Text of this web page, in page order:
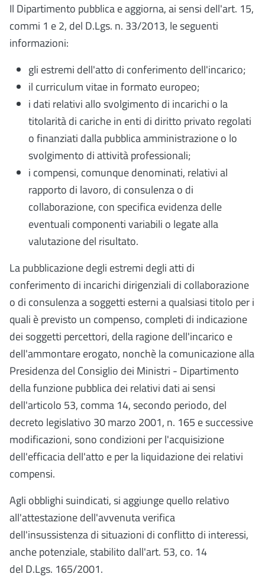
Il Dipartimento pubblica e aggiorna, ai sensi dell'art. 15,
commi 1 e 2, del D.Lgs. n. 33/2013, le seguenti
informazioni:
gli estremi dell'atto di conferimento dell'incarico;
il curriculum vitae in formato europeo;
i dati relativi allo svolgimento di incarichi o la
titolarità di cariche in enti di diritto privato regolati
o finanziati dalla pubblica amministrazione o lo
svolgimento di attività professionali;
i compensi, comunque denominati, relativi al
rapporto di lavoro, di consulenza o di
collaborazione, con specifica evidenza delle
eventuali componenti variabili o legate alla
valutazione del risultato.
La pubblicazione degli estremi degli atti di
conferimento di incarichi dirigenziali di collaborazione
o di consulenza a soggetti esterni a qualsiasi titolo per i
quali è previsto un compenso, completi di indicazione
dei soggetti percettori, della ragione dell'incarico e
dell'ammontare erogato, nonchè la comunicazione alla
Presidenza del Consiglio dei Ministri - Dipartimento
della funzione pubblica dei relativi dati ai sensi
dell'articolo 53, comma 14, secondo periodo, del
decreto legislativo 30 marzo 2001, n. 165 e successive
modificazioni, sono condizioni per l'acquisizione
dell'efficacia dell'atto e per la liquidazione dei relativi
compensi.
Agli obblighi suindicati, si aggiunge quello relativo
all'attestazione dell'avvenuta verifica
dell'insussistenza di situazioni di conflitto di interessi,
anche potenziale, stabilito dall'art. 53, co. 14
del D.Lgs. 165/2001.